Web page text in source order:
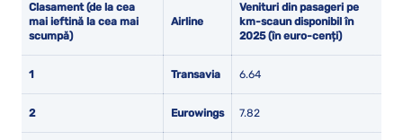
Clasament (de la cea
mai ieftină la cea mai
scumpă)
Airline
Venituri din pasageri pe
km-scaun disponibil în
2025 (în euro-cenți)
1 Transavia 6.64
2 Eurowings 7.82